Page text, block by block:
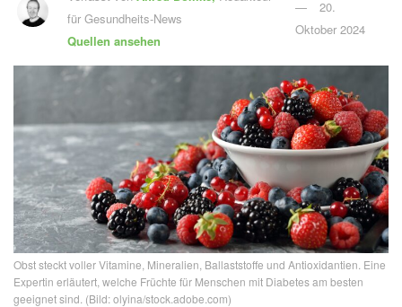
für Gesundheits-News
Quellen ansehen
20.
Oktober 2024
Obst steckt voller Vitamine, Mineralien, Ballaststoffe und Antioxidantien. Eine
Expertin erläutert, welche Früchte für Menschen mit Diabetes am besten
geeignet sind. (Bild: olyina/stock.adobe.com)